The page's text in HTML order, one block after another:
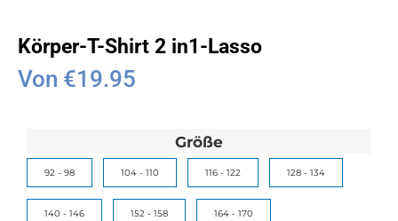
Körper-T-Shirt 2 in1-Lasso
Von €19.95
Größe
92 - 98 104 - 110 116 - 122 128 - 134
140 - 146 152 - 158 164 - 170